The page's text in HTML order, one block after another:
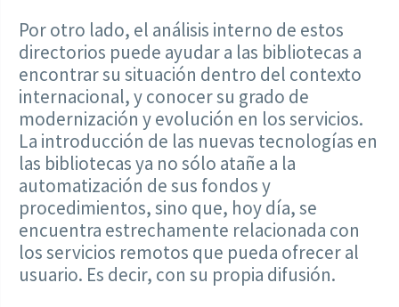
Por otro lado, el análisis interno de estos
directorios puede ayudar a las bibliotecas a
encontrar su situación dentro del contexto
internacional, y conocer su grado de
modernización y evolución en los servicios.
La introducción de las nuevas tecnologías en
las bibliotecas ya no sólo atañe a la
automatización de sus fondos y
procedimientos, sino que, hoy día, se
encuentra estrechamente relacionada con
los servicios remotos que pueda ofrecer al
usuario. Es decir, con su propia difusión.